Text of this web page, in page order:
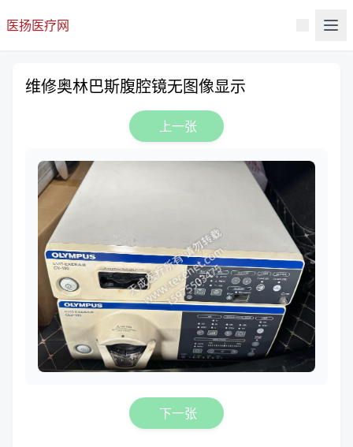
医扬医疗网
维修奥林巴斯腹腔镜无图像显示
上一张
下一张